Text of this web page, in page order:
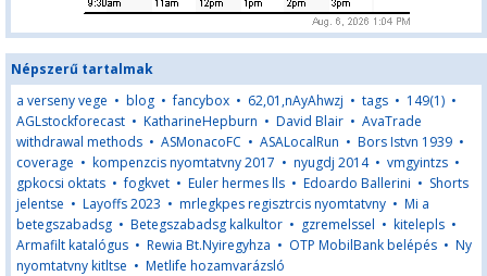
Népszerű tartalmak
a verseny vege • blog •fancybox • 62,01,nAyAhwzj • tags • 149(1) •
AGLstockforecast • KatharineHepburn • David Blair • AvaTrade
withdrawal methods • ASMonacoFC • ASALocalRun • Bors Istvn 1939 •
coverage • kompenzcis nyomtatvny 2017 • nyugdj 2014• vmgyintzs •
gpkocsi oktats •fogkvet • Euler hermes lls • Edoardo Ballerini • Shorts
jelentse • Layoffs 2023 • mrlegkpes regisztrcis nyomtatvny • Mi a
betegszabadsg • Betegszabadsg kalkultor • gzremelssel • kitelepls •
Armafilt katalógus • Rewia Bt.Nyiregyhza • OTP MobilBank belépés • Ny
nyomtatvny kitltse • Metlife hozamvarázsló